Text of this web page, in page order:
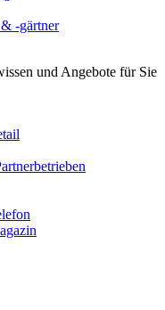
-gärtner
und Angebote für Sie